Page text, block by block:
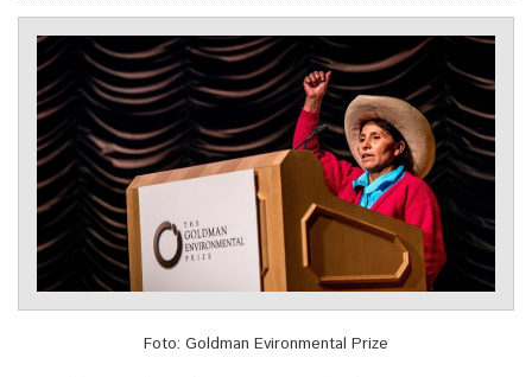
Foto: Goldman Evironmental Prize